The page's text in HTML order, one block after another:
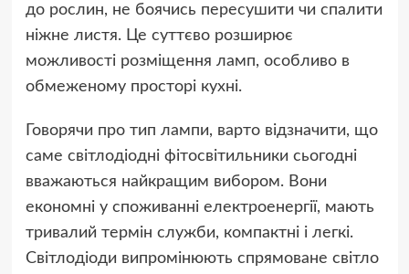
до рослин, не боячись пересушити чи спалити
ніжне листя. Це суттєво розширює
можливості розміщення ламп, особливо в
обмеженому просторі кухні.
Говорячи про тип лампи, варто відзначити, що
саме світлодіодні фітосвітильники сьогодні
вважаються найкращим вибором. Вони
економні у споживанні електроенергії, мають
тривалий термін служби, компактні і легкі.
Світлодіоди випромінюють спрямоване світло